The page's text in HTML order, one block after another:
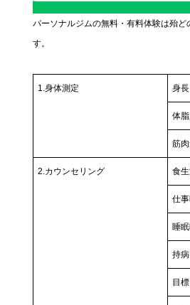
パーソナルジムの無料・有料体験は殆ど
す。
1.身体測定 身
体
筋
2.カウンセリング 食
仕
睡
持
目